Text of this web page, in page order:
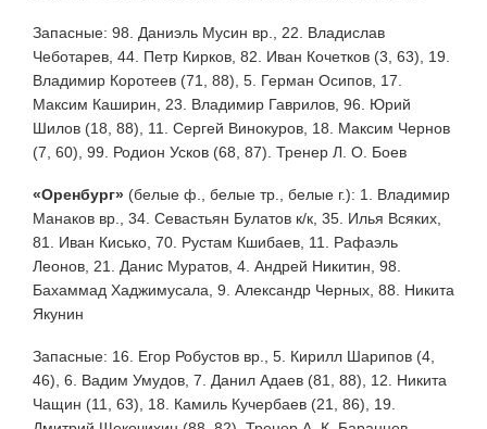
Запасные: 98. Даниэль Мусин вр., 22. Владислав
Чеботарев, 44. Петр Кирков, 82. Иван Кочетков (3, 63), 19.
Владимир Коротеев (71, 88), 5. Герман Осипов, 17.
Максим Каширин, 23. Владимир Гаврилов, 96. Юрий
Шилов (18, 88), 11. Сергей Винокуров, 18. Максим Чернов
(7, 60), 99. Родион Усков (68, 87). Тренер Л. О. Боев
«Оренбург» (белые ф., белые тр., белые г.): 1. Владимир
Манаков вр., 34. Севастьян Булатов к/к, 35. Илья Всяких,
81. Иван Кисько, 70. Рустам Кшибаев, 11. Рафаэль
Леонов, 21. Данис Муратов, 4. Андрей Никитин, 98.
Бахаммад Хаджимусала, 9. Александр Черных, 88. Никита
Якунин
Запасные: 16. Егор Робустов вр., 5. Кирилл Шарипов (4,
46), 6. Вадим Умудов, 7. Данил Адаев (81, 88), 12. Никита
Чащин (11, 63), 18. Камиль Кучербаев (21, 86), 19.